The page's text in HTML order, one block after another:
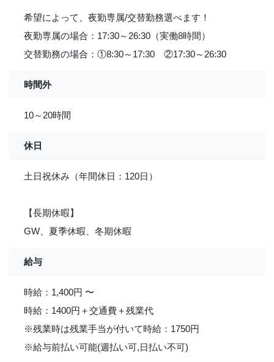
希望によって、夜勤専属/交替勤務選べます！
夜勤専属の場合：17:30～26:30（実働8時間）
交替勤務の場合：①8:30～17:30 ②17:30～26:30
時間外
10～20時間
休日
土日祝休み（年間休日：120日）
【長期休暇】
GW、夏季休暇、冬期休暇
給与
時給：1,400円 〜
時給：1400円＋交通費＋残業代
※残業時は残業手当が付いて時給：1750円
※給与前払い可能(週払い可,日払い不可)